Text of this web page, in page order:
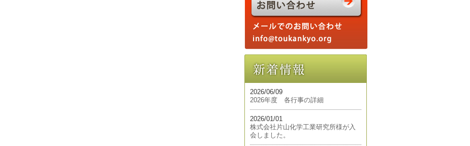
2026/06/09
2026年度 各行事の詳細
2026/01/01
株式会社片山化学工業研究所様が入
会しました。